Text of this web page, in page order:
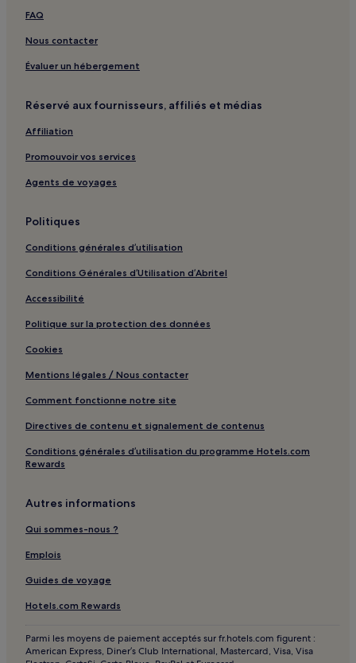
FAQ
Nous contacter
Évaluer un hébergement
Réservé aux fournisseurs, affiliés et médias
Affiliation
Promouvoir vos services
Agents de voyages
Politiques
Conditions générales d’utilisation
Conditions Générales d’Utilisation d’Abritel
Accessibilité
Politique sur la protection des données
Cookies
Mentions légales / Nous contacter
Comment fonctionne notre site
Directives de contenu et signalement de contenus
Conditions générales d’utilisation du programme Hotels.com
Rewards
Autres informations
Qui sommes-nous ?
Emplois
Guides de voyage
Hotels.com Rewards
Parmi les moyens de paiement acceptés sur fr.hotels.com figurent :
American Express, Diner’s Club International, Mastercard, Visa, Visa